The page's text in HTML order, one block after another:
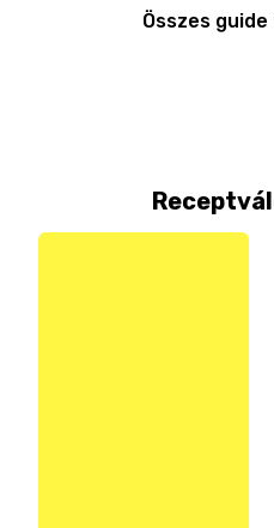
Összes